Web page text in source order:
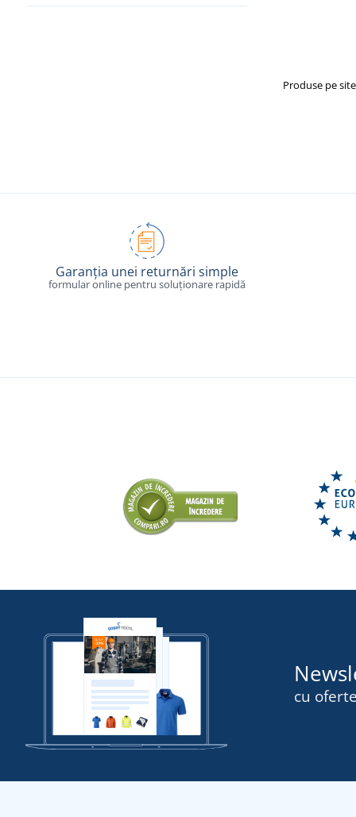
Produse pe site
Garanția unei returnări simple
formular online pentru soluționare rapidă
cu